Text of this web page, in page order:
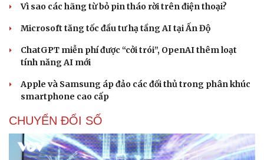
Vì sao các hãng từ bỏ pin tháo rời trên điện thoại?
Microsoft tăng tốc đầu tư hạ tầng AI tại Ấn Độ
ChatGPT miễn phí được “cởi trói”, OpenAI thêm loạt
tính năng AI mới
Apple và Samsung áp đảo các đối thủ trong phân khúc
smartphone cao cấp
CHUYỂN ĐỔI SỐ